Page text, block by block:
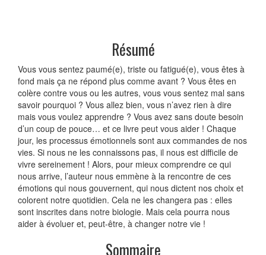
Résumé
Vous vous sentez paumé(e), triste ou fatigué(e), vous êtes à
fond mais ça ne répond plus comme avant ? Vous êtes en
colère contre vous ou les autres, vous vous sentez mal sans
savoir pourquoi ? Vous allez bien, vous n’avez rien à dire
mais vous voulez apprendre ? Vous avez sans doute besoin
d’un coup de pouce… et ce livre peut vous aider ! Chaque
jour, les processus émotionnels sont aux commandes de nos
vies. Si nous ne les connaissons pas, il nous est difficile de
vivre sereinement ! Alors, pour mieux comprendre ce qui
nous arrive, l’auteur nous emmène à la rencontre de ces
émotions qui nous gouvernent, qui nous dictent nos choix et
colorent notre quotidien. Cela ne les changera pas : elles
sont inscrites dans notre biologie. Mais cela pourra nous
aider à évoluer et, peut-être, à changer notre vie !
Sommaire